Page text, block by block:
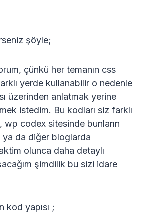
şöyle;
çünkü her temanın css
yerde kullanabilir o nedenle
üzerinden anlatmak yerine
istedim. Bu kodları siz farklı
wp codex sitesinde bunların
ya da diğer bloglarda
olunca daha detaylı
şimdilik bu sizi idare
kod yapısı ;